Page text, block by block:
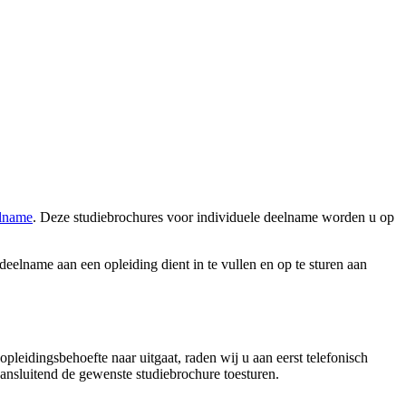
. Deze studiebrochures voor individuele deelname worden u op
aan een opleiding dient in te vullen en op te sturen aan
naar uitgaat, raden wij u aan eerst telefonisch
de gewenste studiebrochure toesturen.